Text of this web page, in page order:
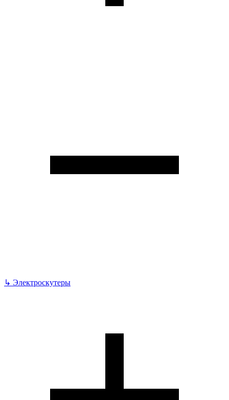
↳ Электроскутеры